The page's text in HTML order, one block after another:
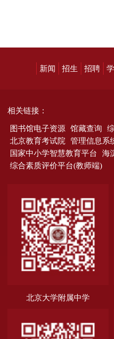
新闻 招生 招聘
相关链接：
图书馆电子资源 馆藏查询
北京教育考试院
管理信息系
国家中小学智慧教育平台
海
综合素质评价平台(教师端)
北京大学附属中学